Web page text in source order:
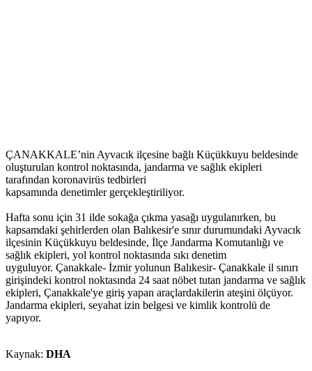
ÇANAKKALE’nin Ayvacık ilçesine bağlı Küçükkuyu beldesinde
oluşturulan kontrol noktasında, jandarma ve sağlık ekipleri
tarafından koronavirüs tedbirleri
kapsamında denetimler gerçekleştiriliyor.
Hafta sonu için 31 ilde sokağa çıkma yasağı uygulanırken, bu
kapsamdaki şehirlerden olan Balıkesir'e sınır durumundaki Ayvacık
ilçesinin Küçükkuyu beldesinde, İlçe Jandarma Komutanlığı ve
sağlık ekipleri, yol kontrol noktasında sıkı denetim
uyguluyor. Çanakkale- İzmir yolunun Balıkesir- Çanakkale il sınırı
girişindeki kontrol noktasında 24 saat nöbet tutan jandarma ve sağlık
ekipleri, Çanakkale'ye giriş yapan araçlardakilerin ateşini ölçüyor.
Jandarma ekipleri, seyahat izin belgesi ve kimlik kontrolü de
yapıyor.
Kaynak: DHA